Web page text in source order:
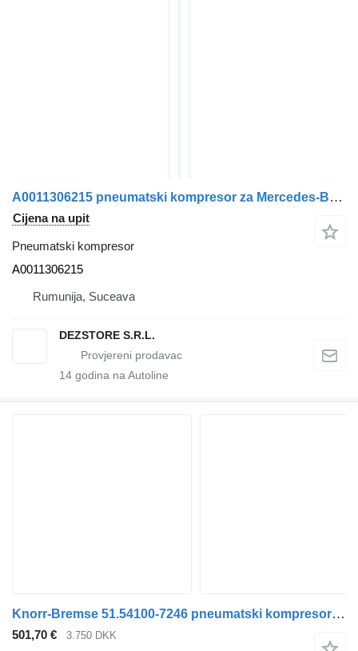
A0011306215 pneumatski kompresor za Mercedes-Benz ACTROS MP4 tegljača
Cijena na upit
Pneumatski kompresor
A0011306215
Rumunija, Suceava
DEZSTORE S.R.L.
14 godina na Autoline
Knorr-Bremse 51.54100-7246 pneumatski kompresor za MAN kamiona
501,70 € 3.750 DKK